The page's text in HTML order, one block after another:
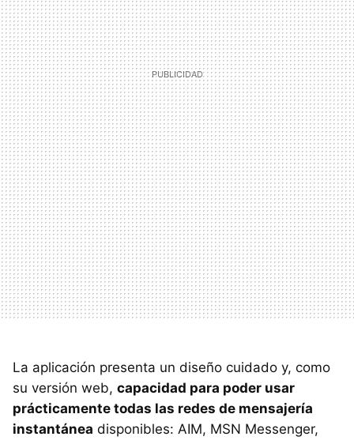
La aplicación presenta un diseño cuidado y, como
su versión web, capacidad para poder usar
prácticamente todas las redes de mensajería
instantánea disponibles: AIM, MSN Messenger,